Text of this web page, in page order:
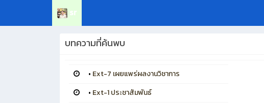
sr
บทความที่ค้นพบ
• Ext-7 เผยแพร่ผลงานวิชาการ
• Ext-1 ประชาสัมพันธ์